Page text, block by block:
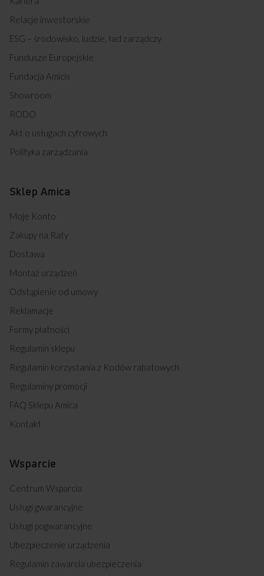
Relacje inwestorskie
ESG – środowisko, ludzie, ład zarządczy
Fundusze Europejskie
Fundacja Amicis
Showroom
RODO
Akt o usługach cyfrowych
Polityka zarządzania
Sklep Amica
Moje Konto
Zakupy na Raty
Dostawa
Montaż urządzeń
Odstąpienie od umowy
Reklamacje
Formy płatności
Regulamin sklepu
Regulamin korzystania z Kodów rabatowych
Regulaminy promocji
FAQ Sklepu Amica
Kontakt
Wsparcie
Centrum Wsparcia
Usługi gwarancyjne
Usługi pogwarancyjne
Ubezpieczenie urządzenia
Regulamin zawarcia ubezpieczenia